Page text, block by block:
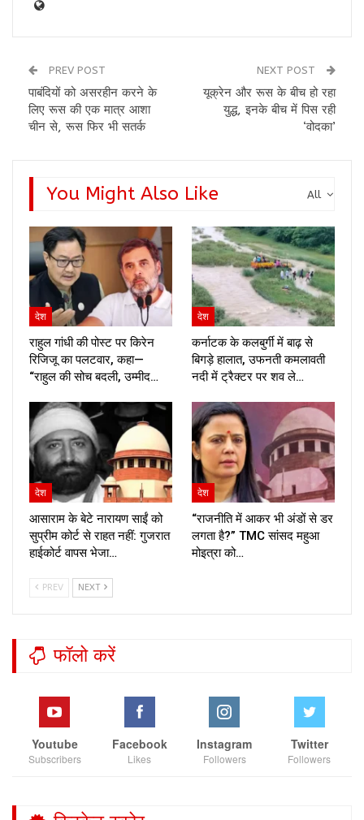
PREV POST
पाबंदियों को असरहीन करने के
लिए रूस की एक मात्र आशा
चीन से, रूस फिर भी सतर्क
NEXT POST
यूक्रेन और रूस के बीच हो रहा
युद्ध, इनके बीच में पिस रही
‘वोदका’
All
You Might Also Like
देश
राहुल गांधी की पोस्ट पर किरेन
रिजिजू का पलटवार, कहा—
“राहुल की सोच बदली, उम्मीद…
देश
कर्नाटक के कलबुर्गी में बाढ़ से
बिगड़े हालात, उफनती कमलावती
नदी में ट्रैक्टर पर शव ले…
देश
आसाराम के बेटे नारायण साईं को
सुप्रीम कोर्ट से राहत नहीं: गुजरात
हाईकोर्ट वापस भेजा…
देश
“राजनीति में आकर भी अंडों से डर
लगता है?” TMC सांसद महुआ
मोइत्रा को…
PREV NEXT
फॉलो करें
Youtube
Subscribers
Facebook
Likes
Instagram
Followers
Twitter
Followers